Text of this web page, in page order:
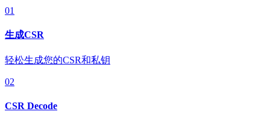
01
生成CSR
轻松生成您的CSR和私钥
02
CSR Decode